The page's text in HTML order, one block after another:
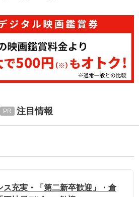
注目情報
ス充実・「第二新卒歓迎」・倉